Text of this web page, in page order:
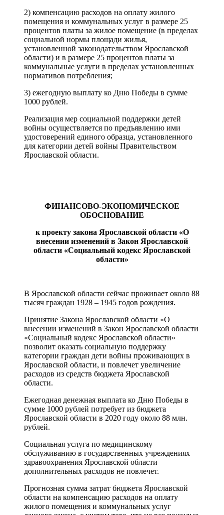
2) компенсацию расходов на оплату жилого
помещения и коммунальных услуг в размере 25
процентов платы за жилое помещение (в пределах
социальной нормы площади жилья,
установленной законодательством Ярославской
области) и в размере 25 процентов платы за
коммунальные услуги в пределах установленных
нормативов потребления;
3) ежегодную выплату ко Дню Победы в сумме
1000 рублей.
Реализация мер социальной поддержки детей
войны осуществляется по предъявлению ими
удостоверений единого образца, установленного
для категории детей войны Правительством
Ярославской области.
ФИНАНСОВО-ЭКОНОМИЧЕСКОЕ
ОБОСНОВАНИЕ
к проекту закона Ярославской области «О
внесении изменений в Закон Ярославской
области «Социальный кодекс Ярославской
области»
В Ярославской области сейчас проживает около 88
тысяч граждан 1928 – 1945 годов рождения.
Принятие Закона Ярославской области «О
внесении изменений в Закон Ярославской области
«Социальный кодекс Ярославской области»
позволит оказать социальную поддержку
категории граждан дети войны проживающих в
Ярославской области, и повлечет увеличение
расходов из средств бюджета Ярославской
области.
Ежегодная денежная выплата ко Дню Победы в
сумме 1000 рублей потребует из бюджета
Ярославской области в 2020 году около 88 млн.
рублей.
Социальная услуга по медицинскому
обслуживанию в государственных учреждениях
здравоохранения Ярославской области
дополнительных расходов не повлечет.
Прогнозная сумма затрат бюджета Ярославской
области на компенсацию расходов на оплату
жилого помещения и коммунальных услуг